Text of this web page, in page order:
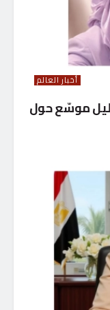
أخبار العالم
موسّع حول